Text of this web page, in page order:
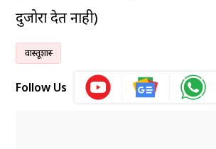
दुजोरा देत नाही)
वास्तूशास्त्र
Follow Us